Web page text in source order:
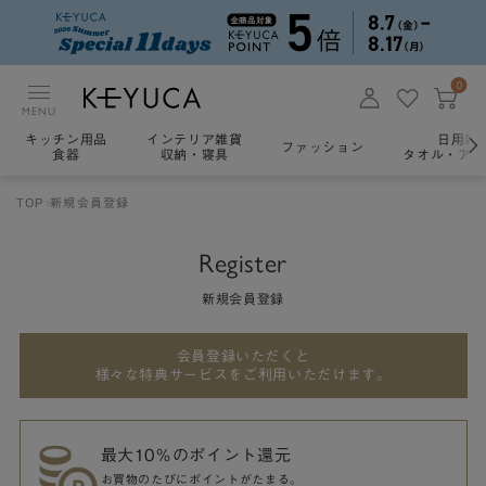
MENU
0
キッチン用品
食器
インテリア雑貨
収納・寝具
ファッション
日用雑
タオル・ア
TOP 新規会員登録
Register
新規会員登録
会員登録いただくと
様々な特典サービスをご利用いただけます。
最大10％のポイント還元
お買物のたびにポイントがたまる。